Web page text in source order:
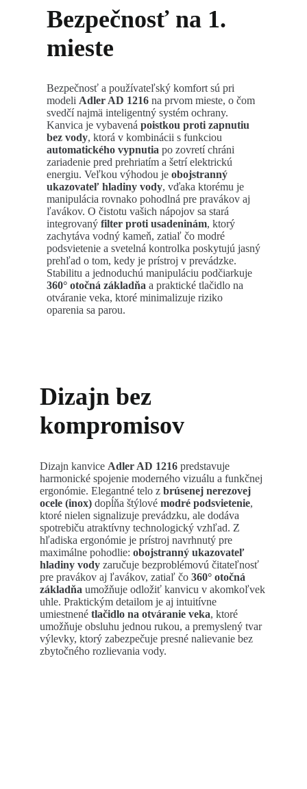
Bezpečnosť na 1.
mieste
Bezpečnosť a používateľský komfort sú pri
modeli Adler AD 1216 na prvom mieste, o čom
svedčí najmä inteligentný systém ochrany.
Kanvica je vybavená poistkou proti zapnutiu
bez vody, ktorá v kombinácii s funkciou
automatického vypnutia po zovretí chráni
zariadenie pred prehriatím a šetrí elektrickú
energiu. Veľkou výhodou je obojstranný
ukazovateľ hladiny vody, vďaka ktorému je
manipulácia rovnako pohodlná pre pravákov aj
ľavákov. O čistotu vašich nápojov sa stará
integrovaný filter proti usadeninám, ktorý
zachytáva vodný kameň, zatiaľ čo modré
podsvietenie a svetelná kontrolka poskytujú jasný
prehľad o tom, kedy je prístroj v prevádzke.
Stabilitu a jednoduchú manipuláciu podčiarkuje
360° otočná základňa a praktické tlačidlo na
otváranie veka, ktoré minimalizuje riziko
oparenia sa parou.
Dizajn bez
kompromisov
Dizajn kanvice Adler AD 1216 predstavuje
harmonické spojenie moderného vizuálu a funkčnej
ergonómie. Elegantné telo z brúsenej nerezovej
ocele (inox) dopĺňa štýlové modré podsvietenie,
ktoré nielen signalizuje prevádzku, ale dodáva
spotrebiču atraktívny technologický vzhľad. Z
hľadiska ergonómie je prístroj navrhnutý pre
maximálne pohodlie: obojstranný ukazovateľ
hladiny vody zaručuje bezproblémovú čitateľnosť
pre pravákov aj ľavákov, zatiaľ čo 360° otočná
základňa umožňuje odložiť kanvicu v akomkoľvek
uhle. Praktickým detailom je aj intuitívne
umiestnené tlačidlo na otváranie veka, ktoré
umožňuje obsluhu jednou rukou, a premyslený tvar
výlevky, ktorý zabezpečuje presné nalievanie bez
zbytočného rozlievania vody.